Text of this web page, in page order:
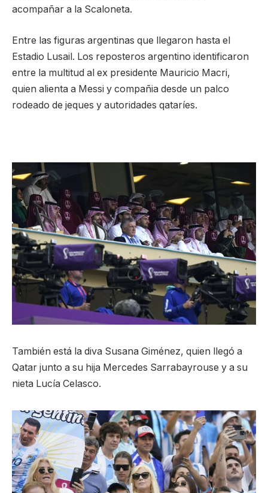
acompañar a la Scaloneta.
Entre las figuras argentinas que llegaron hasta el
Estadio Lusail. Los reposteros argentino identificaron
entre la multitud al ex presidente Mauricio Macri,
quien alienta a Messi y compañia desde un palco
rodeado de jeques y autoridades qataríes.
También está la diva Susana Giménez, quien llegó a
Qatar junto a su hija Mercedes Sarrabayrouse y a su
nieta Lucía Celasco.